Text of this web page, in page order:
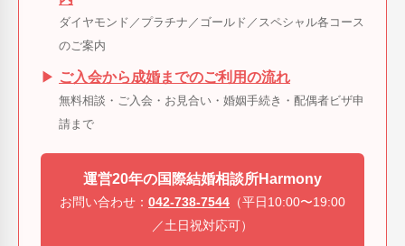
ダイヤモンド／プラチナ／ゴールド／スペシャル各コース
のご案内
▶ ご入会から成婚までのご利用の流れ
無料相談・ご入会・お見合い・婚姻手続き・配偶者ビザ申
請まで
運営20年の国際結婚相談所Harmony
お問い合わせ： 042-738-7544 （平日10:00〜19:00
／土日祝対応可）